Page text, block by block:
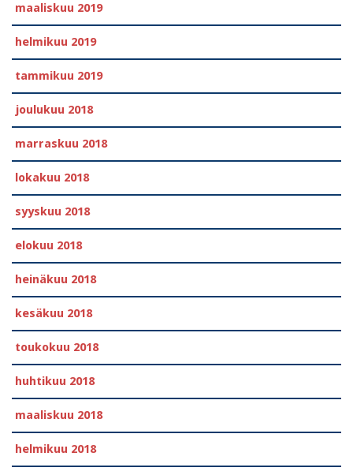
maaliskuu 2019
helmikuu 2019
tammikuu 2019
joulukuu 2018
marraskuu 2018
lokakuu 2018
syyskuu 2018
elokuu 2018
heinäkuu 2018
kesäkuu 2018
toukokuu 2018
huhtikuu 2018
maaliskuu 2018
helmikuu 2018